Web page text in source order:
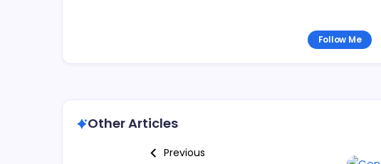
Follow Me
Other Articles
Previous